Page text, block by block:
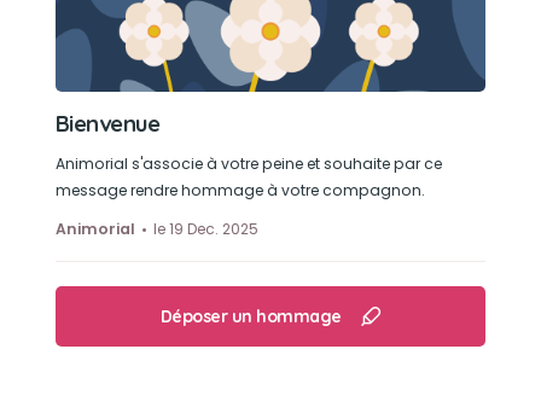
Bienvenue
Animorial s'associe à votre peine et souhaite par ce
message rendre hommage à votre compagnon.
Animorial
le 19 Dec. 2025
Déposer un hommage